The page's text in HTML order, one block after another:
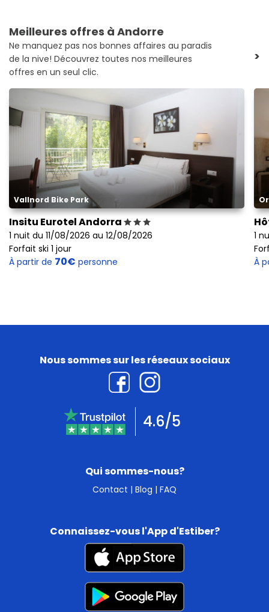
Meilleures offres à Andorre
Ne manquez pas nos bonnes affaires au paradis
de la nive! Découvrez toutes nos meilleures
offres en un seul clic.
>
Vallnord Bike Park
Insitu Eurotel Andorra
1 nuit du 11/08/2026 au 12/08/2026
Forfait ski 1 jour
À partir de 70€ personne
1
À
Qui sommes-nous?
Contact | Blog | FAQ
Nous sommes sur les réseaux sociaux
4.6/5
Connaissez-vous l'App d'Estiber?